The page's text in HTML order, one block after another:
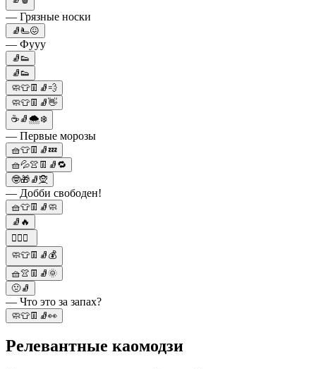
— Грязные носки
🧦🫷😖
— Фууу
🧦👟
🧦👟
🧼👕👖🧦💨
🧼👕👖🧦👋
☕🧦🌨❄️
— Первые морозы
🧺👕👖🧦💤
🧺💦👚👖🧦🔁
🤓🎁🧦🧝
— Добби свободен!
🧺👕👖🧦🧼
🧦🔥
🏋️‍♂️🧦
🧼👕👖🧦💰
🧺👚👖🧦🌞
🤢🧦
— Что это за запах?
🧼👕👖🧦👀
Релевантные каомодзи